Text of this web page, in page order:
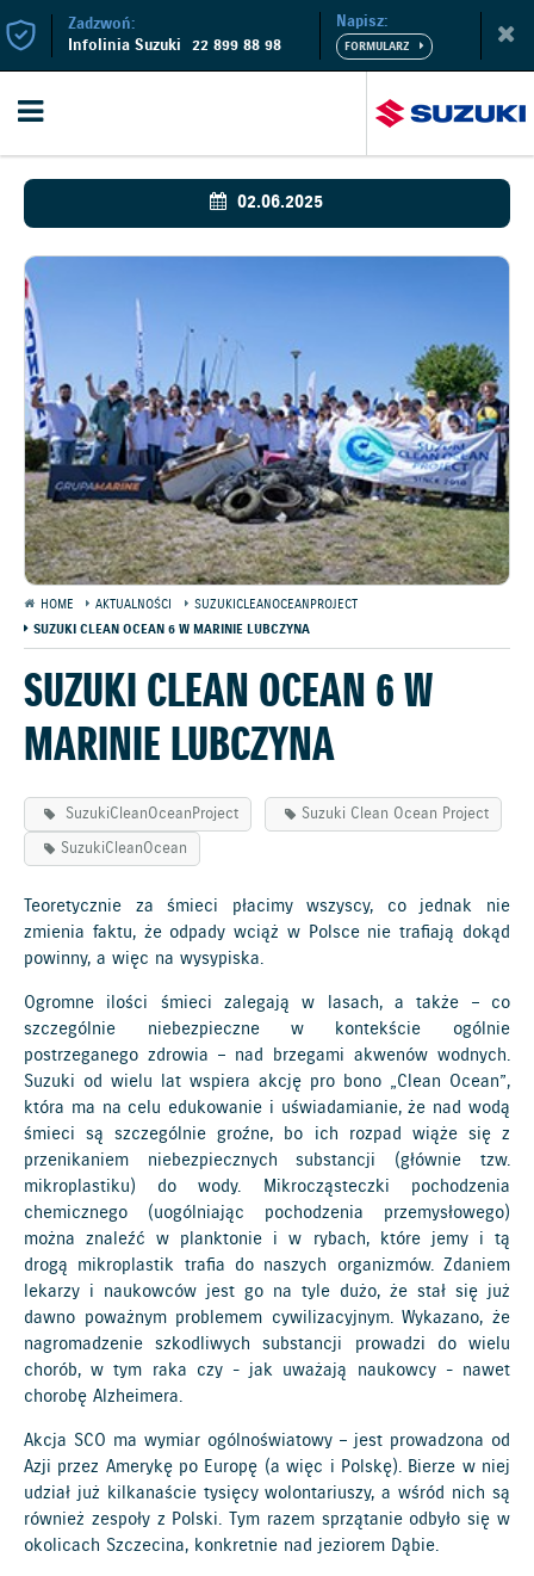
Zadzwoń:
Infolinia Suzuki 22 899 88 98
Napisz:
02.06.2025
HOME AKTUALNOŚCI
SUZUKICLEANOCEANPROJECT
SUZUKI CLEAN OCEAN 6 W MARINIE LUBCZYNA
SUZUKI CLEAN OCEAN 6 W
MARINIE LUBCZYNA
SuzukiCleanOceanProject
Suzuki Clean Ocean Project
SuzukiCleanOcean
Teoretycznie za śmieci płacimy wszyscy, co jednak nie
zmienia faktu, że odpady wciąż w Polsce nie trafiają dokąd
powinny, a więc na wysypiska.
Ogromne ilości śmieci zalegają w lasach, a także – co
szczególnie niebezpieczne w kontekście ogólnie
postrzeganego zdrowia – nad brzegami akwenów wodnych.
Suzuki od wielu lat wspiera akcję pro bono „Clean Ocean”,
która ma na celu edukowanie i uświadamianie, że nad wodą
śmieci są szczególnie groźne, bo ich rozpad wiąże się z
przenikaniem niebezpiecznych substancji (głównie tzw.
mikroplastiku) do wody. Mikrocząsteczki pochodzenia
chemicznego (uogólniając pochodzenia przemysłowego)
można znaleźć w planktonie i w rybach, które jemy i tą
drogą mikroplastik trafia do naszych organizmów. Zdaniem
lekarzy i naukowców jest go na tyle dużo, że stał się już
dawno poważnym problemem cywilizacyjnym. Wykazano, że
nagromadzenie szkodliwych substancji prowadzi do wielu
chorób, w tym raka czy - jak uważają naukowcy - nawet
chorobę Alzheimera.
Akcja SCO ma wymiar ogólnoświatowy – jest prowadzona od
Azji przez Amerykę po Europę (a więc i Polskę). Bierze w niej
udział już kilkanaście tysięcy wolontariuszy, a wśród nich są
również zespoły z Polski. Tym razem sprzątanie odbyło się w
okolicach Szczecina, konkretnie nad jeziorem Dąbie.